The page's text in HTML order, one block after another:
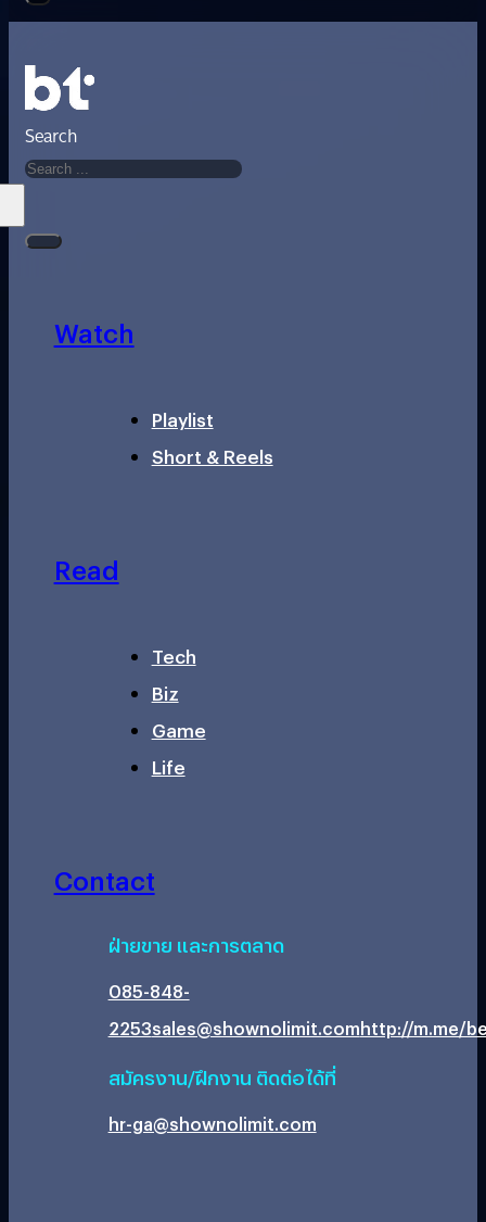
Search
Watch
Playlist
Short & Reels
Read
Tech
Biz
Game
Life
Contact
ฝ่ายขาย และการตลาด
085-848-
2253sales@shownolimit.comhttp://m.me/
สมัครงาน/ฝึกงาน ติดต่อได้ที่
hr-ga@shownolimit.com